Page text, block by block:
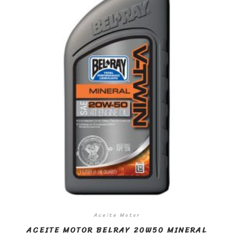
Aceite Motor
ACEITE MOTOR BELRAY 20W50 MINERAL